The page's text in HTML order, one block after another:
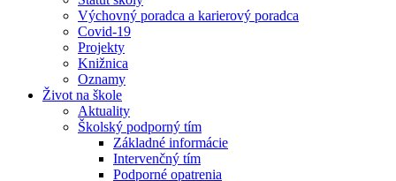
Výchovný poradca a karierový poradca
Covid-19
Projekty
Knižnica
Oznamy
Život na škole
Aktuality
Školský podporný tím
Základné informácie
Intervenčný tím
Podporné opatrenia